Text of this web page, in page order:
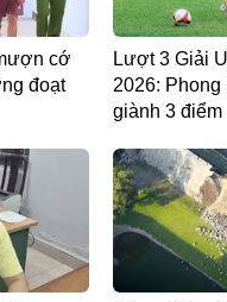
cớ
đoạt
Lượt 3 Giải
2026:
giành 3 điểm